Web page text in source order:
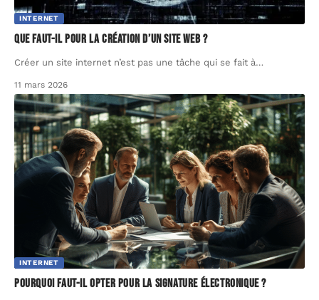
INTERNET
Que faut-il pour la création d’un site web ?
Créer un site internet n’est pas une tâche qui se fait à…
11 mars 2026
INTERNET
Pourquoi faut-il opter pour la signature électronique ?